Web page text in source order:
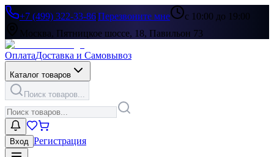
+7 (499) 322-33-86|Перезвоните мне
с 10:00 до 19:00
Москва, Пятницкое шоссе, 18, Павильон 73
ОплатаДоставка и Самовывоз
Каталог товаров
Поиск товаров...
Вход Регистрация